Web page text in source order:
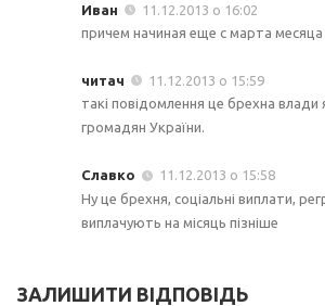
Иван
11.12.2013 о 16:02
причем начиная еще с марта месяца
читач
11.12.2013 о 15:59
такі повідомлення це брехна влади
громадян України.
Славко
11.12.2013 о 15:58
Ну це брехня, соціальні виплати,
виплачують на місяць пізніше
ЗАЛИШИТИ ВІДПОВІДЬ